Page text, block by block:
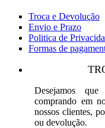
Troca e Devolução
Envio e Prazo
Politica de
Formas de
Desejamos
comprando em
nossos clientes,
ou devolução.